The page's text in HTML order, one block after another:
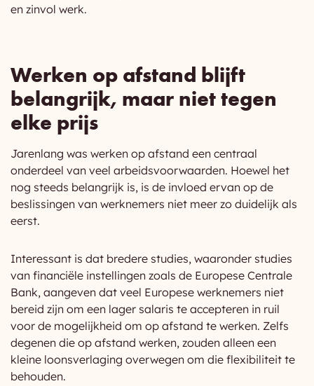
en zinvol werk.
Werken op afstand blijft
belangrijk, maar niet tegen
elke prijs
Jarenlang was werken op afstand een centraal
onderdeel van veel arbeidsvoorwaarden. Hoewel het
nog steeds belangrijk is, is de invloed ervan op de
beslissingen van werknemers niet meer zo duidelijk als
eerst.
Interessant is dat bredere studies, waaronder studies
van financiële instellingen zoals de Europese Centrale
Bank, aangeven dat veel Europese werknemers niet
bereid zijn om een lager salaris te accepteren in ruil
voor de mogelijkheid om op afstand te werken. Zelfs
degenen die op afstand werken, zouden alleen een
kleine loonsverlaging overwegen om die flexibiliteit te
behouden.